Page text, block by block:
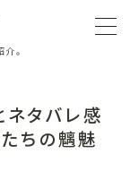
。
ネタバレ感
ちの魑魅